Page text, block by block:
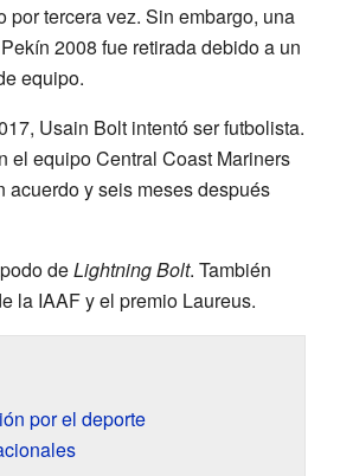
tercera vez. Sin embargo, una
2008 fue retirada debido a un
equipo.
Usain Bolt intentó ser futbolista.
el equipo Central Coast Mariners
y seis meses después
deLightning Bolt. También
la IAAF y el premio Laureus.
por el deporte